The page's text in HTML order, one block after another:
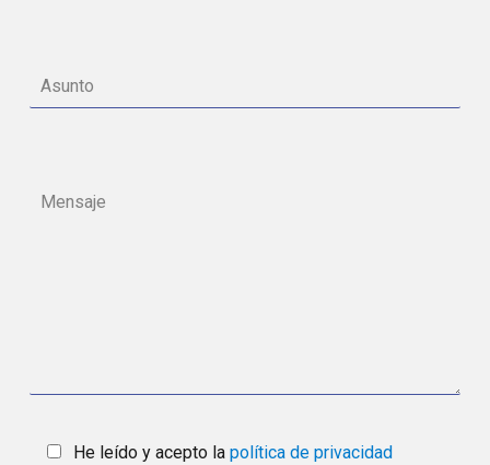
He leído y acepto la política de privacidad